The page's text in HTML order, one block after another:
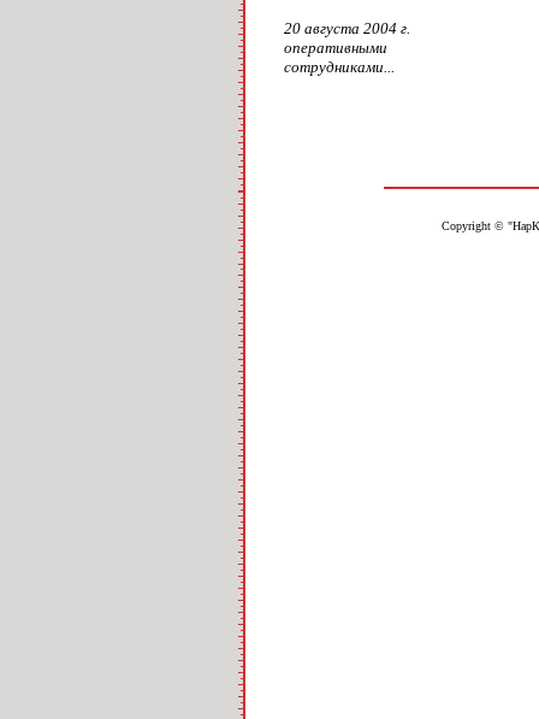
20 августа 2004 г.
оперативными
сотрудниками...
Copyright ©